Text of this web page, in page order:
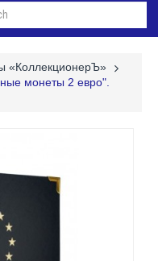
«КоллекционерЪ»
монеты 2 евро".